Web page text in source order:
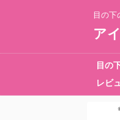
目の下
ア
目の
レビ